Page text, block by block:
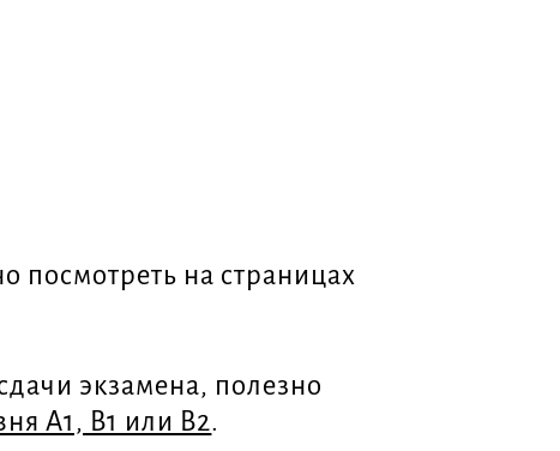
посмотреть на страницах
экзамена, полезно
A1, B1 или B2.